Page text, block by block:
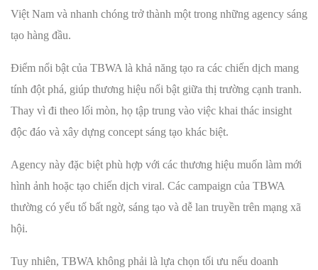
Việt Nam và nhanh chóng trở thành một trong những agency sáng
tạo hàng đầu.
Điểm nổi bật của TBWA là khả năng tạo ra các chiến dịch mang
tính đột phá, giúp thương hiệu nổi bật giữa thị trường cạnh tranh.
Thay vì đi theo lối mòn, họ tập trung vào việc khai thác insight
độc đáo và xây dựng concept sáng tạo khác biệt.
Agency này đặc biệt phù hợp với các thương hiệu muốn làm mới
hình ảnh hoặc tạo chiến dịch viral. Các campaign của TBWA
thường có yếu tố bất ngờ, sáng tạo và dễ lan truyền trên mạng xã
hội.
Tuy nhiên, TBWA không phải là lựa chọn tối ưu nếu doanh